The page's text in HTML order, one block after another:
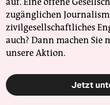
zugänglichen
zivilgesellschaftliches
auch? Dann machen Sie
unsere Aktion.
Jetzt